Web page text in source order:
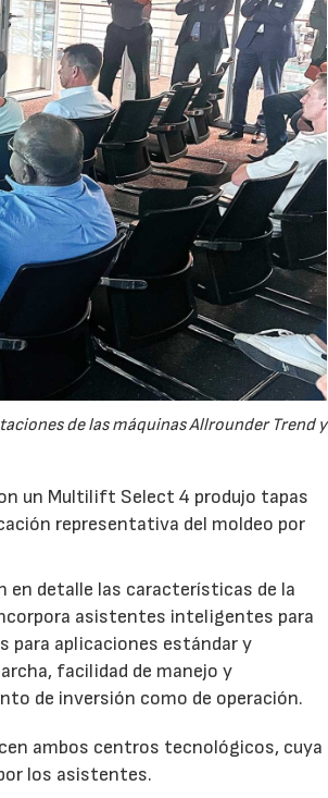
de las máquinas Allrounder Trend y
un Multilift Select 4 produjo tapas
representativa del moldeo por
en detalle las características de la
asistentes inteligentes para
para aplicaciones estándar y
facilidad de manejo y
de inversión como de operación.
ambos centros tecnológicos, cuya
los asistentes.